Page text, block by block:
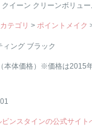
クイーン クリーンボリュー
テゴリ > ポイントメイク
ィング ブラック
本体価格）※価格は2015
ビンスタインの公式サイト